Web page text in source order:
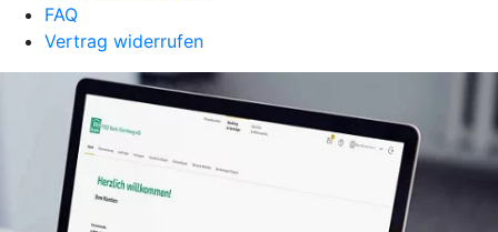
FAQ
Vertrag widerrufen